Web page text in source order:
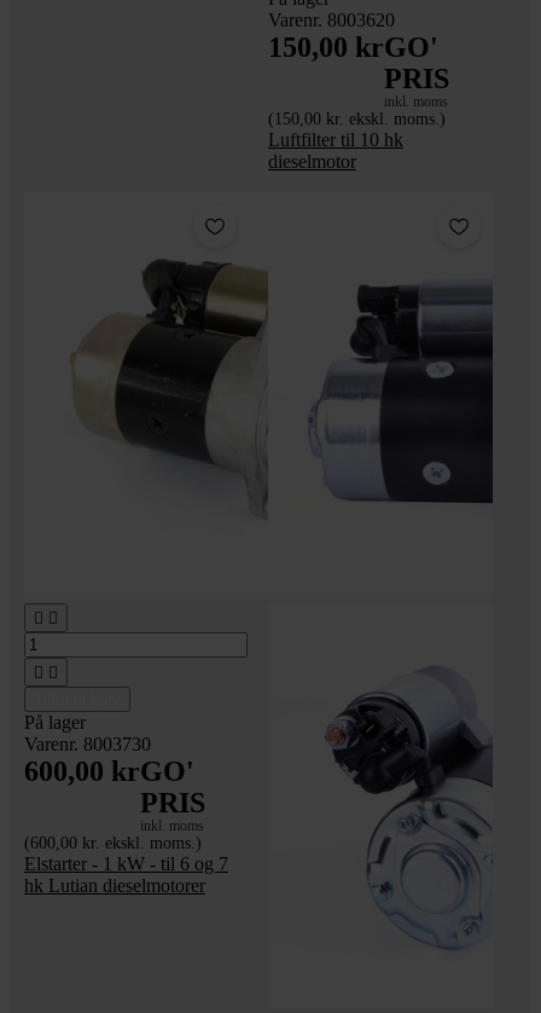
Varenr. 8003620
150,00 krGO'
PRIS
inkl. moms
(150,00 kr. ekskl. moms.)
Luftfilter til 10 hk
dieselmotor
 
 
På lager
Varenr. 8003730
600,00 krGO'
PRIS
inkl. moms
(600,00 kr. ekskl. moms.)
Elstarter - 1 kW - til 6 og 7
hk Lutian dieselmotorer